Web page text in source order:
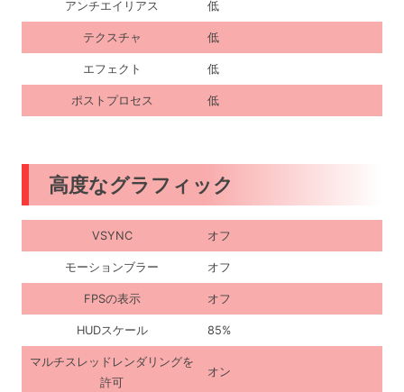
アンチエイリアス 低
テクスチャ 低
エフェクト 低
ポストプロセス 低
高度なグラフィック
VSYNC オフ
モーションブラー オフ
FPSの表示 オフ
HUDスケール 85%
マルチスレッドレンダリングを
許可
オン